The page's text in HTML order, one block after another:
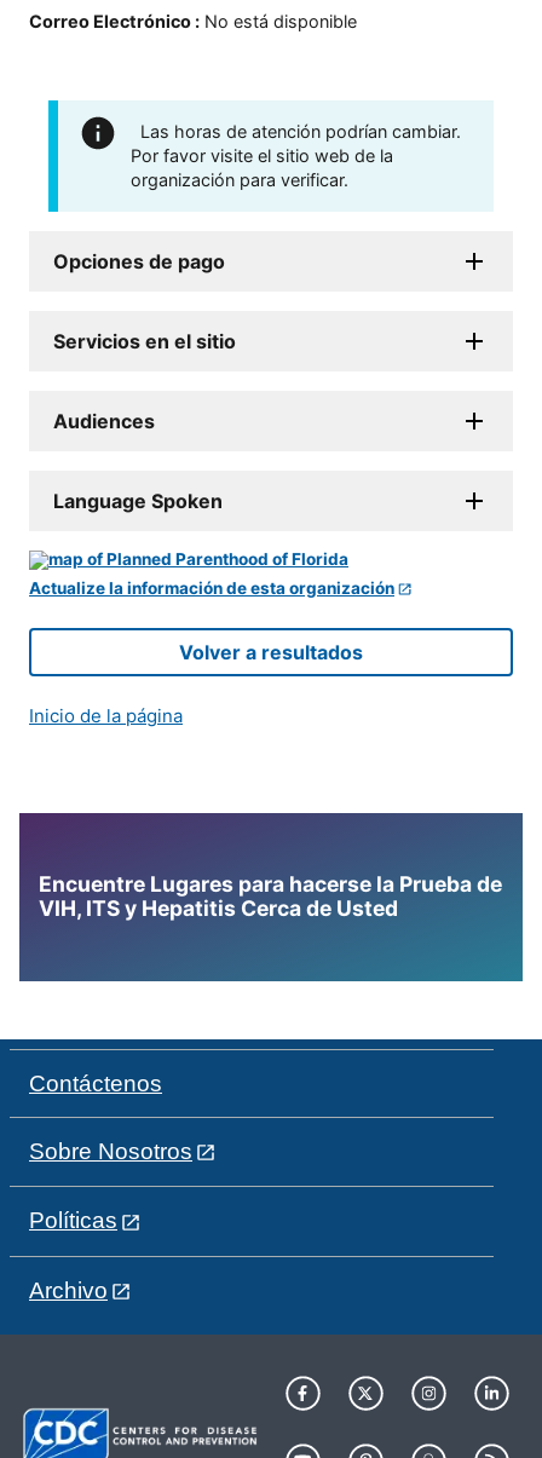
Correo Electrónico : No está disponible
Las horas de atención podrían cambiar.
Por favor visite el sitio web de la
organización para verificar.
Opciones de pago
Servicios en el sitio
Audiences
Language Spoken
Actualize la información de esta organización
Volver a resultados
Inicio de la página
Encuentre Lugares para hacerse la Prueba de
VIH, ITS y Hepatitis Cerca de Usted
Contáctenos
Sobre Nosotros
Políticas
Archivo